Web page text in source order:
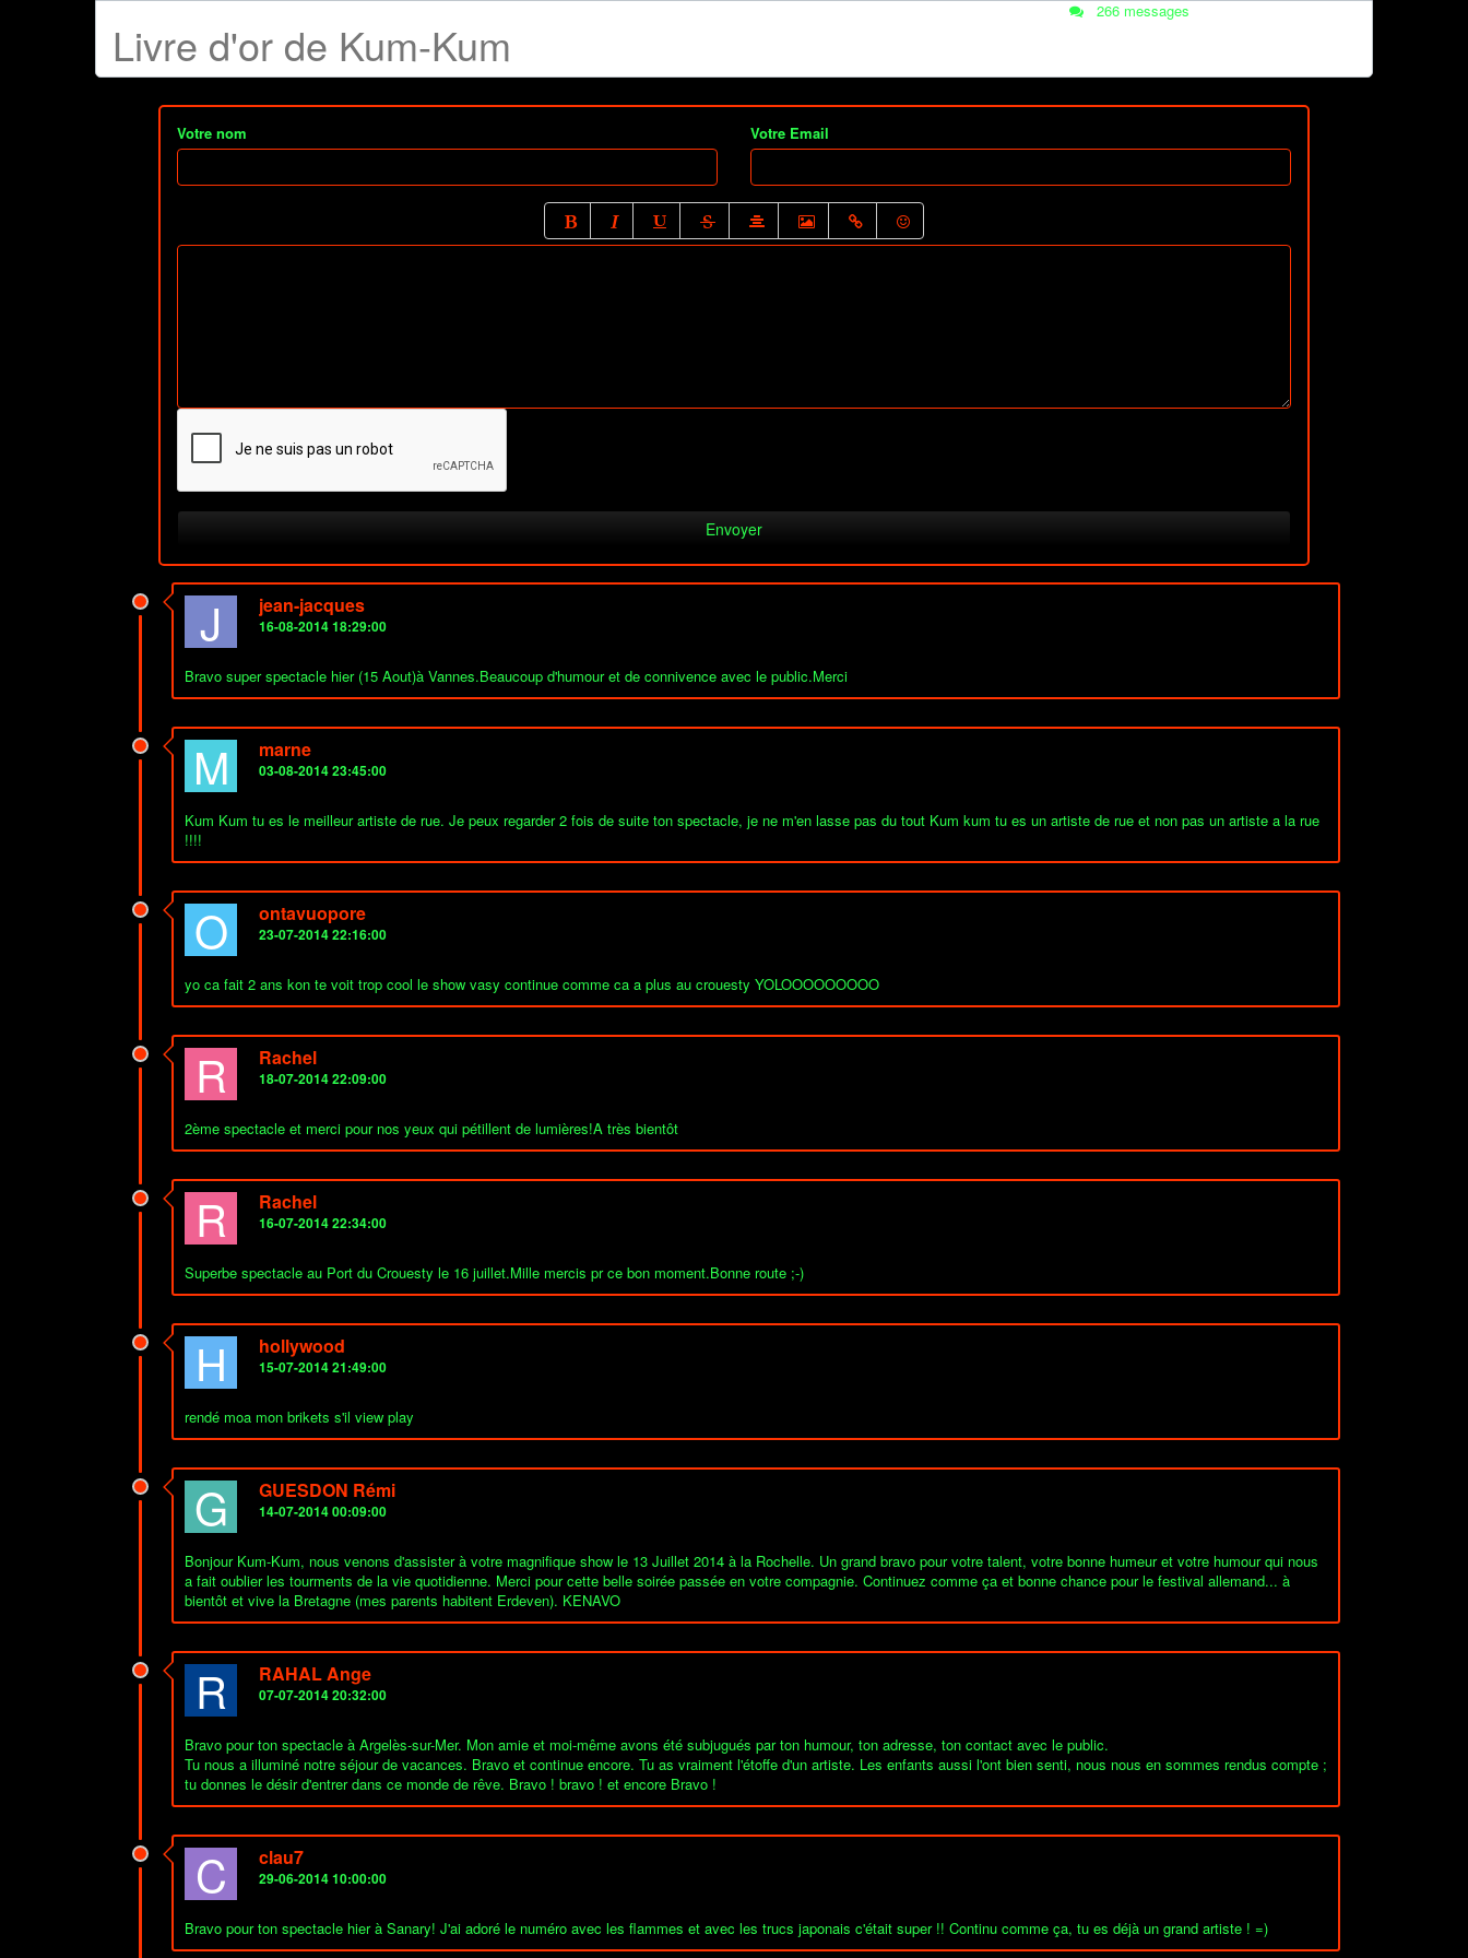
Livre d'or de Kum-Kum
266 messages
Votre nom Votre Email
J jean-jacques
16-08-2014 18:29:00
Bravo super spectacle hier (15 Aout)à Vannes.Beaucoup d'humour et de connivence avec le public.Merci
M marne
03-08-2014 23:45:00
Kum Kum tu es le meilleur artiste de rue. Je peux regarder 2 fois de suite ton spectacle, je ne m'en lasse pas du tout Kum kum tu es un artiste de rue et non pas un artiste a la rue
!!!!
O ontavuopore
23-07-2014 22:16:00
yo ca fait 2 ans kon te voit trop cool le show vasy continue comme ca a plus au crouesty YOLOOOOOOOOO
R Rachel
18-07-2014 22:09:00
2ème spectacle et merci pour nos yeux qui pétillent de lumières!A très bientôt
R Rachel
16-07-2014 22:34:00
Superbe spectacle au Port du Crouesty le 16 juillet.Mille mercis pr ce bon moment.Bonne route ;-)
H hollywood
15-07-2014 21:49:00
rendé moa mon brikets s'il view play
G GUESDON Rémi
14-07-2014 00:09:00
Bonjour Kum-Kum, nous venons d'assister à votre magnifique show le 13 Juillet 2014 à la Rochelle. Un grand bravo pour votre talent, votre bonne humeur et votre humour qui nous
a fait oublier les tourments de la vie quotidienne. Merci pour cette belle soirée passée en votre compagnie. Continuez comme ça et bonne chance pour le festival allemand... à
bientôt et vive la Bretagne (mes parents habitent Erdeven). KENAVO
R RAHAL Ange
07-07-2014 20:32:00
Bravo pour ton spectacle à Argelès-sur-Mer. Mon amie et moi-même avons été subjugués par ton humour, ton adresse, ton contact avec le public.
Tu nous a illuminé notre séjour de vacances. Bravo et continue encore. Tu as vraiment l'étoffe d'un artiste. Les enfants aussi l'ont bien senti, nous nous en sommes rendus compte ;
tu donnes le désir d'entrer dans ce monde de rêve. Bravo ! bravo ! et encore Bravo !
C clau7
29-06-2014 10:00:00
Bravo pour ton spectacle hier à Sanary! J'ai adoré le numéro avec les flammes et avec les trucs japonais c'était super !! Continu comme ça, tu es déjà un grand artiste ! =)